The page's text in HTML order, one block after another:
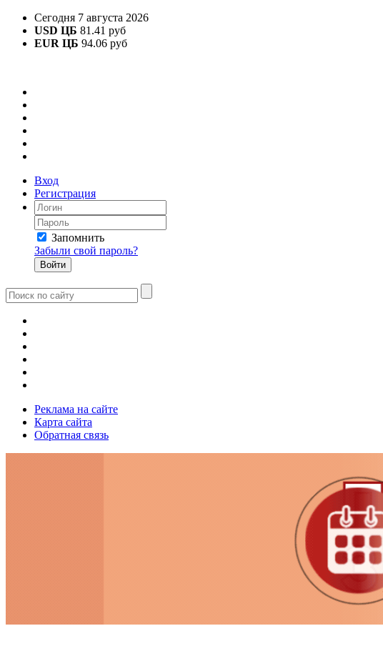
Сегодня 7 августа 2026
USD ЦБ 81.41 руб
EUR ЦБ 94.06 руб
Вход
Регистрация
Запомнить
Забыли свой пароль?
Реклама на сайте
Карта сайта
Обратная связь